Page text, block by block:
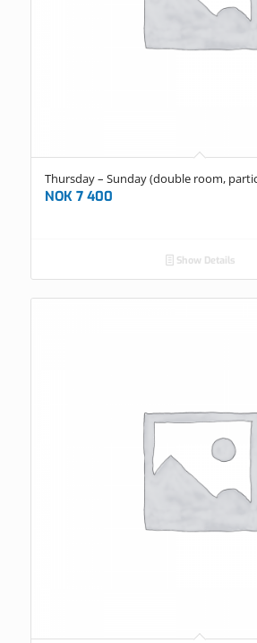
Thursday – Sunday (double room,
NOK7 400
Show Details